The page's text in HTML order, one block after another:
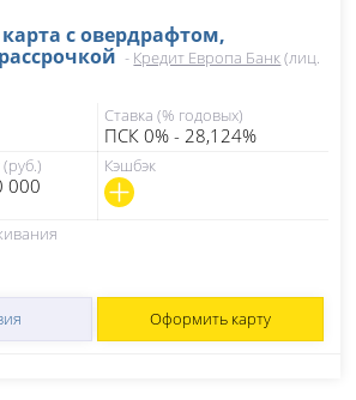
карта с овердрафтом,
- Кредит Европа Банк(лиц.
Ставка (% годовых)
ПСК 0% - 28,124%
000
Кэшбэк
Оформить карту